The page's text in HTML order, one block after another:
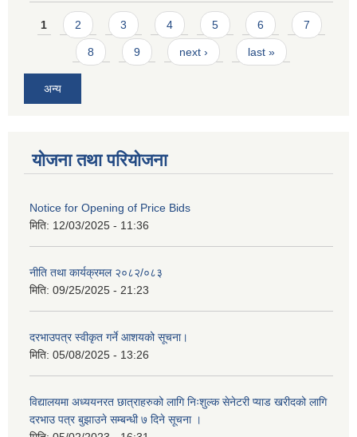
Pages
1 2 3 4 5 6 7
8 9 next › last »
अन्य
योजना तथा परियोजना
Notice for Opening of Price Bids
मिति: 12/03/2025 - 11:36
नीति तथा कार्यक्रमल २०८२/०८३
मिति: 09/25/2025 - 21:23
दरभाउपत्र स्वीकृत गर्ने आशयको सूचना।
मिति: 05/08/2025 - 13:26
विद्यालयमा अध्ययनरत छात्राहरुको लागि निःशुल्क सेनेटरी प्याड खरीदको लागि
दरभाउ पत्र बुझाउने सम्बन्धी ७ दिने सूचना ।